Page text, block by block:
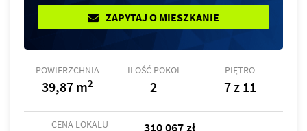
ZAPYTAJ O MIESZKANIE
POWIERZCHNIA
39,87 m2
ILOŚĆ POKOI
2
PIĘTRO
7 z 11
CENA LOKALU 310 067 zł